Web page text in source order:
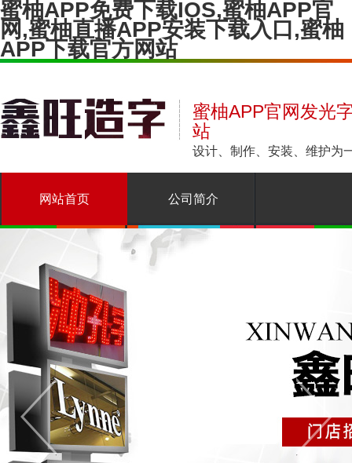
蜜柚APP免费下载IOS,蜜柚APP官
网,蜜柚直播APP安装下载入口,蜜柚
APP下载官方网站
蜜柚APP官网发光
站
设计、制作、安装、维
网站首页 公司简介
常见问题
交流互动